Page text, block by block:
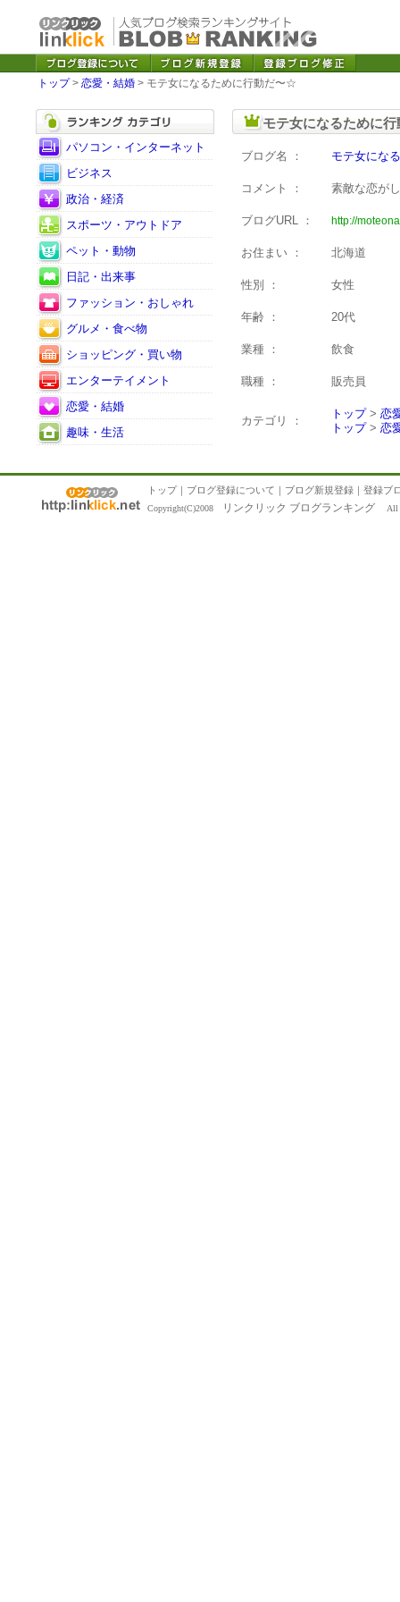
トップ> 恋愛・結婚 > モテ女になるために行動だ〜☆
パソコン・インターネット
ビジネス
政治・経済
スポーツ・アウトドア
ペット・動物
日記・出来事
ファッション・おしゃれ
グルメ・食べ物
ショッピング・買い物
エンターテイメント
恋愛・結婚
趣味・生活
モテ女になるために
ブログ名 ： モテ女にな
コメント ： 素敵な恋が
ブログURL ： http://
お住まい ： 北海道
性別 ： 女性
年齢 ： 20代
業種 ： 飲食
職種 ： 販売員
カテゴリ ：
トップ> 恋
トップ> 恋
トップ｜ ブログ登録について ｜ ブログ新規登録 ｜ 登録ブ
Copyright(C)2008 リンクリック ブログランキング All